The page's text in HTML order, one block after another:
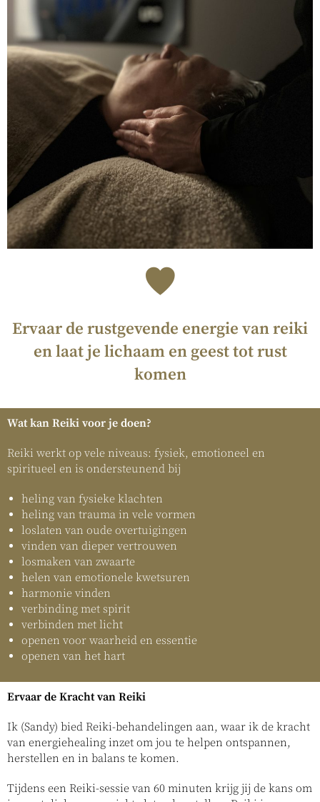
Ervaar de rustgevende energie van reiki
en laat je lichaam en geest tot rust
komen
Wat kan Reiki voor je doen?
Reiki werkt op vele niveaus: fysiek, emotioneel en
spiritueel en is ondersteunend bij
heling van fysieke klachten
heling van trauma in vele vormen
loslaten van oude overtuigingen
vinden van dieper vertrouwen
losmaken van zwaarte
helen van emotionele kwetsuren
harmonie vinden
verbinding met spirit
verbinden met licht
openen voor waarheid en essentie
openen van het hart
Ervaar de Kracht van Reiki
Ik (Sandy) bied Reiki-behandelingen aan, waar ik de kracht
van energiehealing inzet om jou te helpen ontspannen,
herstellen en in balans te komen.
Tijdens een Reiki-sessie van 60 minuten krijg jij de kans om